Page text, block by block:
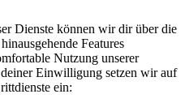
Dienste können wir dir über die
Features
Nutzung unserer
Einwilligung setzen wir auf
ein: